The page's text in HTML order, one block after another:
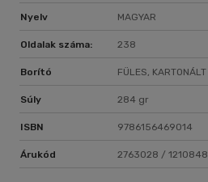
Nyelv MAGYAR
Oldalak száma: 238
Borító FÜLES, KARTONÁLT
Súly 284 gr
ISBN 9786156469014
Árukód 2763028 / 1210848